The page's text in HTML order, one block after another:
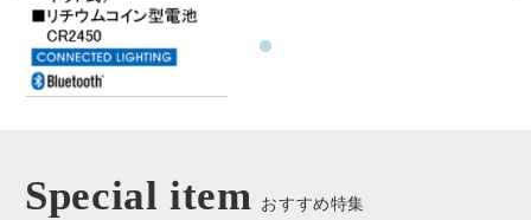
Special item おすすめ特集